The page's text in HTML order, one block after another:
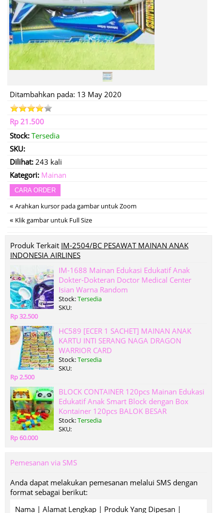
Ditambahkan pada: 13 May 2020
Rp 21.500
Stock: Tersedia
SKU:
Dilihat: 243 kali
Kategori: Mainan
CARA ORDER
« Arahkan kursor pada gambar untuk Zoom
« Klik gambar untuk Full Size
Produk Terkait IM-2504/BC PESAWAT MAINAN ANAK
INDONESIA AIRLINES
IM-1688 Mainan Edukasi Edukatif Anak
Dokter-Dokteran Doctor Medical Center
Isian Warna Random
Stock:Tersedia
SKU:
Rp 32.500
HC589 [ECER 1 SACHET] MAINAN ANAK
KARTU INTI SERANG NAGA DRAGON
WARRIOR CARD
Stock:Tersedia
SKU:
Rp 2.500
BLOCK CONTAINER 120pcs Mainan Edukasi
Edukatif Anak Smart Block dengan Box
Kontainer 120pcs BALOK BESAR
Stock:Tersedia
SKU:
Rp 60.000
Pemesanan via SMS
Anda dapat melakukan pemesanan melalui SMS dengan
format sebagai berikut:
Nama | Alamat Lengkap | Produk Yang Dipesan |